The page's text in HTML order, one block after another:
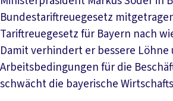
Bundestariftreuegesetz
Tariftreuegesetz für Bayern nach
Damit verhindert er bessere Löhne
Arbeitsbedingungen für die
schwächt die bayerische